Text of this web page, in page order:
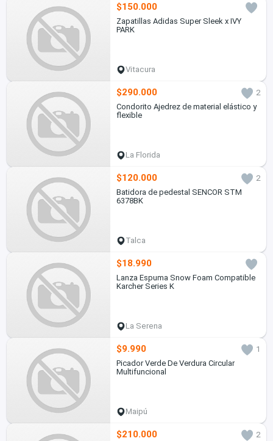
$150.000
Zapatillas Adidas Super Sleek x IVY
PARK
Vitacura
$290.000
2
Condorito Ajedrez de material elástico y
flexible
La Florida
$120.000
2
Batidora de pedestal SENCOR STM
6378BK
Talca
$18.990
Lanza Espuma Snow Foam Compatible
Karcher Series K
La Serena
$9.990
1
Picador Verde De Verdura Circular
Multifuncional
Maipú
$210.000
2